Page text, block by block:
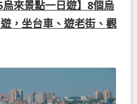
來景點一日遊】8個烏
，坐台車、遊老街、觀